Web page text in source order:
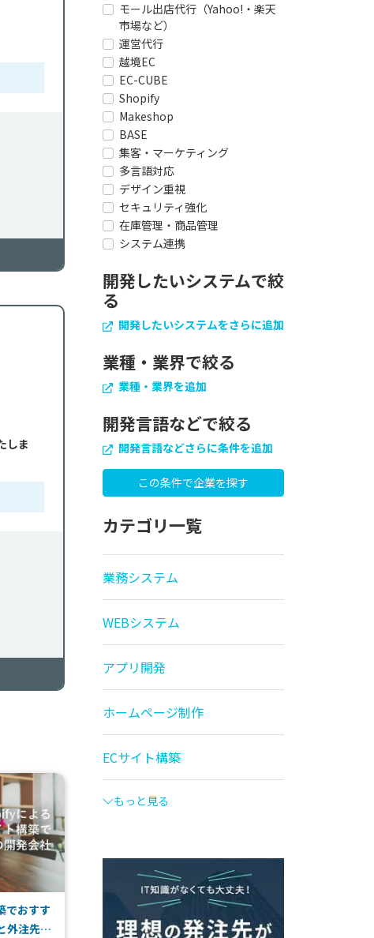
しま
でおすす
外注先の
モール出店代行（Yahoo!・楽天
市場など）
運営代行
越境EC
EC-CUBE
Shopify
Makeshop
BASE
集客・マーケティング
多言語対応
デザイン重視
セキュリティ強化
在庫管理・商品管理
システム連携
開発したいシステムで絞
る
開発したいシステムをさらに追加
業種・業界で絞る
業種・業界を追加
開発言語などで絞る
開発言語などさらに条件を追加
カテゴリ一覧
業務システム
WEBシステム
アプリ開発
ホームページ制作
ECサイト構築
もっと見る